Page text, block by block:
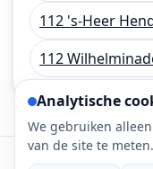
112 's-Heer
112
112-
Analytische
We gebruiken
van de site te